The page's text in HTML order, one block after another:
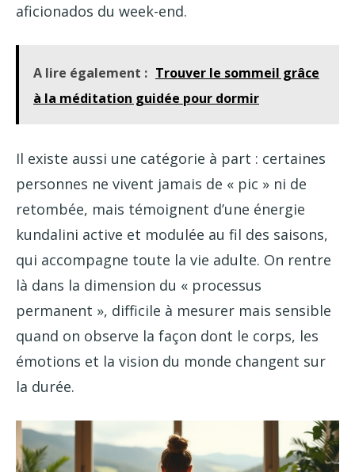
aficionados du week-end.
A lire également : Trouver le sommeil grâce
à la méditation guidée pour dormir
Il existe aussi une catégorie à part : certaines
personnes ne vivent jamais de « pic » ni de
retombée, mais témoignent d’une énergie
kundalini active et modulée au fil des saisons,
qui accompagne toute la vie adulte. On rentre
là dans la dimension du « processus
permanent », difficile à mesurer mais sensible
quand on observe la façon dont le corps, les
émotions et la vision du monde changent sur
la durée.